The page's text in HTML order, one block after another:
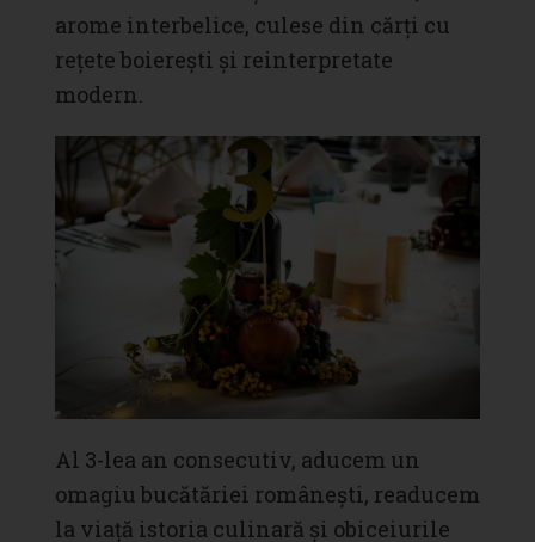
arome interbelice, culese din cărți cu
rețete boierești și reinterpretate
modern.
Al 3-lea an consecutiv, aducem un
omagiu bucătăriei românești, readucem
la viață istoria culinară și obiceiurile